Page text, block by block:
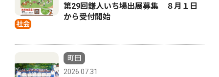
社会
第29回鎌人いち場出展募集 ８月１日
から受付開始
町田
2026.07.31